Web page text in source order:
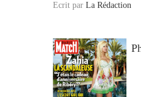
Ecrit par La Rédaction